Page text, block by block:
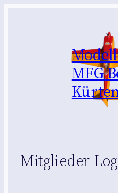
MFG
Mitglieder-